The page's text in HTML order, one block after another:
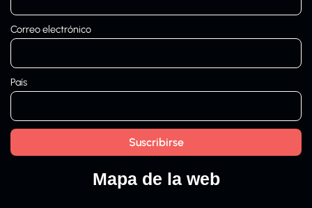
Correo electrónico
País
Mapa de la web